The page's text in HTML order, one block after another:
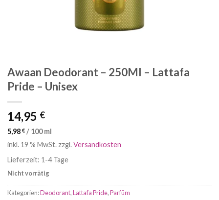
Awaan Deodorant – 250Ml – Lattafa
Pride – Unisex
14,95 €
5,98 € / 100 ml
inkl. 19 % MwSt. zzgl.Versandkosten
Lieferzeit: 1-4 Tage
Nicht vorrätig
Kategorien:Deodorant,Lattafa Pride,Parfüm